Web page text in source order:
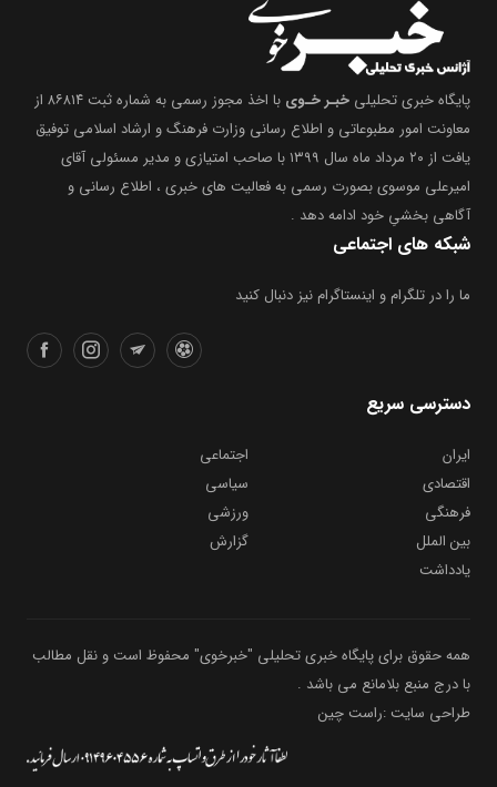
پایگاه خبری تحلیلیخبـر خـوی
معاونت امور مطبوعاتی و اطلاع رسانی وزارت فرهنگ و ارشاد اسلامی توفیق
یافت از ۲۰ مرداد ماه سال ۱۳۹۹ با صاحب امتیازی و مدیر مسئولی آقای
امیرعلی موسوی بصورت رسمی به فعالیت های خبری ، اطلاع رسانی و
آگاهی بخشیِ خود ادامه دهد .
شبکه های اجتماعی
اقتصادی
سیاسی
فرهنگی
ورزشی
بین الملل
گزارش
یادداشت
با درج منبع بلامانع می باشد .
طراحی سایت :راست چین